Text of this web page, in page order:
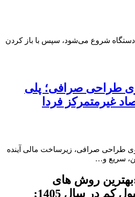
دستگاه شروع می‌شود، سپس با باز کردن
طراحی صرافی؛ پلی
غیرمتمرکز فردا
طراحی صرافی، زیرساخت مالی آینده
سریع و…
بهترین روش های
کم در سال 1405
;